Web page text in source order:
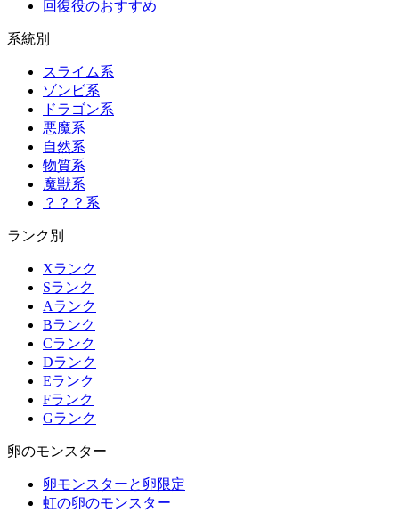
回復役のおすすめ
系統別
スライム系
ゾンビ系
ドラゴン系
悪魔系
自然系
物質系
魔獣系
？？？系
ランク別
Xランク
Sランク
Aランク
Bランク
Cランク
Dランク
Eランク
Fランク
Gランク
卵のモンスター
卵モンスターと卵限定
虹の卵のモンスター